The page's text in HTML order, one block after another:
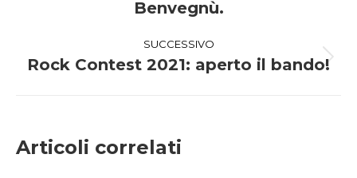
post
precedente:
Benvegnù.
SUCCESSIVO
Prossimo
Rock Contest 2021: aperto il bando!
Articoli correlati